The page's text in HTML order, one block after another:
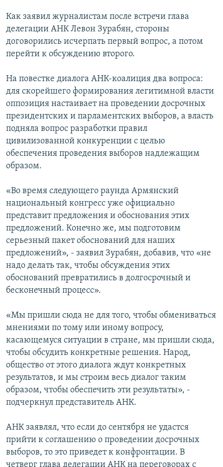
Как заявил журналистам после встречи глава
делегации АНК Левон Зурабян, стороны
договорились исчерпать первый вопрос, а потом
перейти к обсуждению второго.
На повестке диалога АНК-коалиция два вопроса:
для скорейшего формирования легитимной власти
оппозиция настаивает на проведении досрочных
президентских и парламентских выборов, а власть
подняла вопрос разработки правил
цивилизованной конкуренции с целью
обеспечения проведения выборов надлежащим
образом.
«Во время следующего раунда Армянский
национальный конгресс уже официально
представит предложения и обоснования этих
предложений. Конечно же, мы подготовим
серьезный пакет обоснований для наших
предложений», - заявил Зурабян, добавив, что «не
надо делать так, чтобы обсуждения этих
обоснований превратились в долгосрочный и
бесконечный процесс».
«Мы пришли сюда не для того, чтобы обмениваться
мнениями по тому или иному вопросу,
касающемуся ситуации в стране, мы пришли сюда,
чтобы обсудить конкретные решения. Народ,
общество от этого диалога ждут конкретных
результатов, и мы строим весь диалог таким
образом, чтобы обеспечить эти результаты», -
подчеркнул представитель АНК.
АНК заявлял, что если до сентября не удастся
прийти к соглашению о проведении досрочных
выборов, то это приведет к конфронтации. В
четверг глава делегации АНК на переговорах с